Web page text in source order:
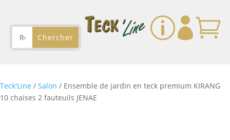
p 
Teck'Line / Salon / Ensemble de jardin en teck premium KIRANG
10 chaises 2 fauteuils JENAE